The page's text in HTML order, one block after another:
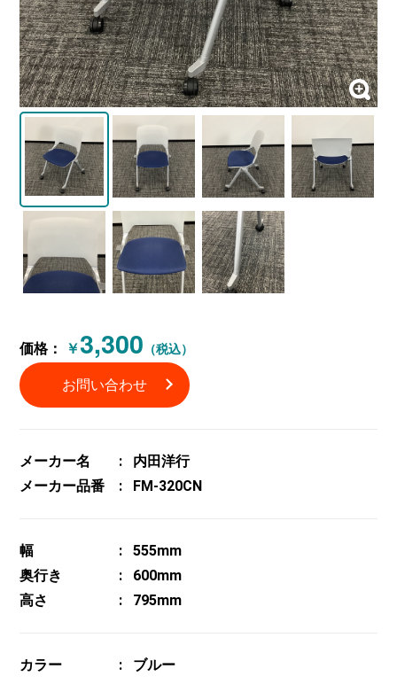
価格： ￥3,300 （税込）
お問い合わせ
メーカー名
内田洋行
メーカー品番
FM-320CN
幅
555mm
奥行き
600mm
高さ
795mm
カラー ブルー